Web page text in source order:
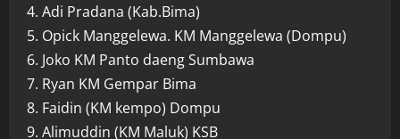
4. Adi Pradana (Kab.Bima)
5. Opick Manggelewa. KM Manggelewa (Dompu)
6. Joko KM Panto daeng Sumbawa
7. Ryan KM Gempar Bima
8. Faidin (KM kempo) Dompu
9. Alimuddin (KM Maluk) KSB